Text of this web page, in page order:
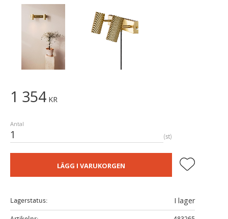
1 354 KR
Antal
st
LÄGG I VARUKORGEN Lägg till i
Lagerstatus
I lager